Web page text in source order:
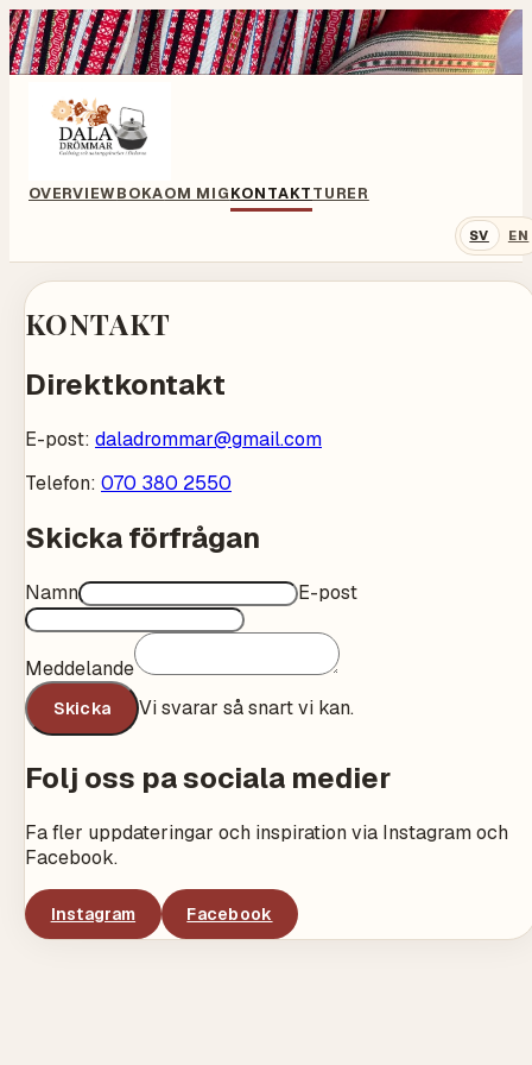
OVERVIEWBOKAOM MIGKONTAKTTURER
SV EN
KONTAKT
Direktkontakt
E-post: daladrommar@gmail.com
Telefon: 070 380 2550
Skicka förfrågan
Namn E-post
Meddelande
Skicka Vi svarar så snart vi kan.
Folj oss pa sociala medier
Fa fler uppdateringar och inspiration via Instagram och
Facebook.
Instagram Facebook